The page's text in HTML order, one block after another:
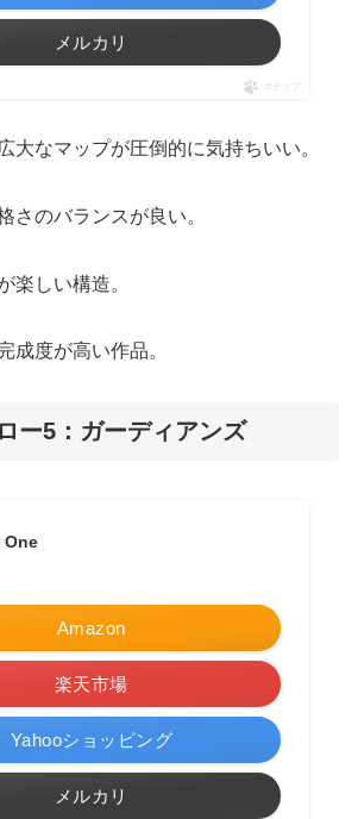
メルカリ
ポチップ
大なマップが圧倒的に気持ちいい。
さのバランスが良い。
楽しい構造。
成度が高い作品。
ー5：ガーディアンズ
One
Amazon
楽天市場
Yahooショッピング
メルカリ